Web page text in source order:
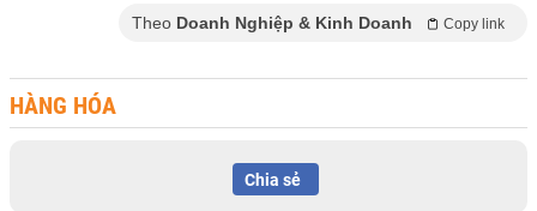
Theo Doanh Nghiệp & Kinh Doanh Copy link
HÀNG HÓA
Chia sẻ